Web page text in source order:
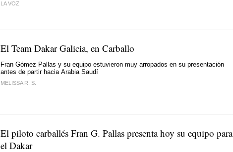
LA VOZ
El Team Dakar Galicia, en Carballo
Fran Gómez Pallas y su equipo estuvieron muy arropados en su presentación
antes de partir hacia Arabia Saudí
MELISSA R. S.
El piloto carballés Fran G. Pallas presenta hoy su equipo para
el Dakar